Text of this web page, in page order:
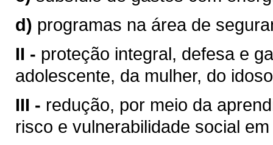
d) programas na área de
II - proteção integral, defesa e
adolescente, da mulher, do
III - redução, por meio da
risco e vulnerabilidade social